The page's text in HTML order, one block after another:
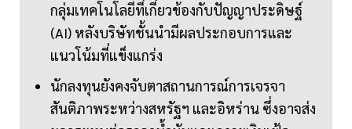
กลุ่มเทคโนโลยีที่เกี่ยวข้องกับปัญญาประดิษฐ์
(AI) หลังบริษัทชั้นนำมีผลประกอบการและ
แนวโน้มที่แข็งแกร่ง
นักลงทุนยังคงจับตาสถานการณ์การเจรจา
สันติภาพระหว่างสหรัฐฯ และอิหร่าน ซึ่งอาจส่ง